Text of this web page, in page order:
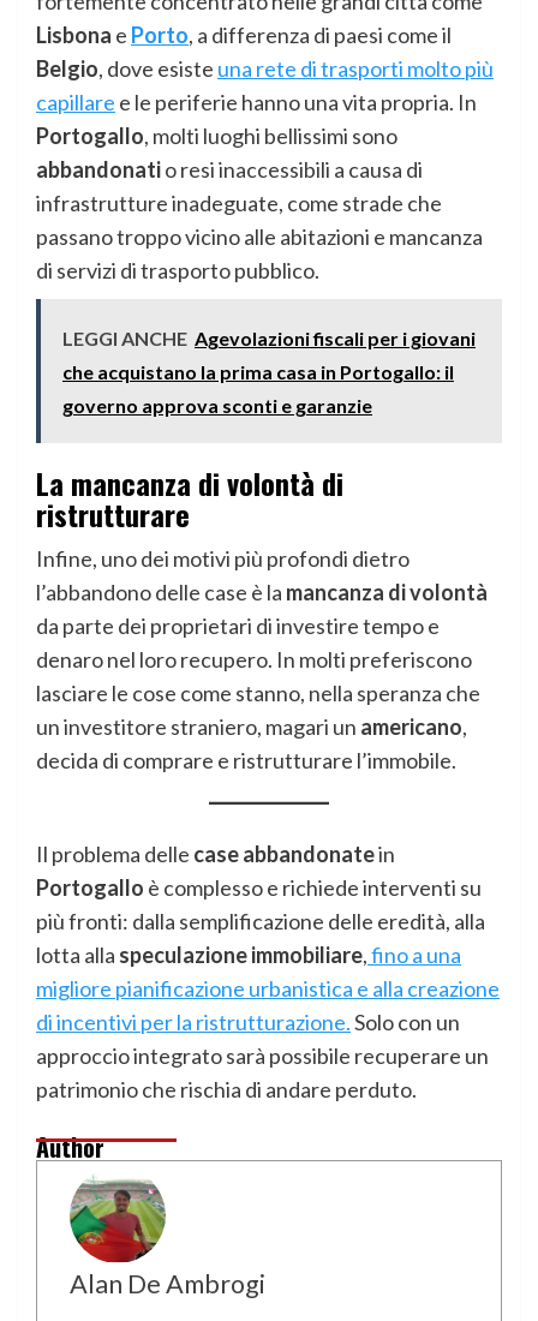
Lisbona e Porto, a differenza di paesi come il
Belgio, dove esiste una rete di trasporti molto più
capillare e le periferie hanno una vita propria. In
Portogallo, molti luoghi bellissimi sono
abbandonatio resi inaccessibili a causa di
infrastrutture inadeguate, come strade che
passano troppo vicino alle abitazioni e mancanza
di servizi di trasporto pubblico.
LEGGI ANCHE Agevolazioni fiscali per i giovani
che acquistano la prima casa in Portogallo: il
governo approva sconti e garanzie
La mancanza di volontà di
ristrutturare
Infine, uno dei motivi più profondi dietro
l’abbandono delle case è la mancanza di volontà
da parte dei proprietari di investire tempo e
denaro nel loro recupero. In molti preferiscono
lasciare le cose come stanno, nella speranza che
un investitore straniero, magari un americano,
decida di comprare e ristrutturare l’immobile.
Il problema delle case abbandonatein
Portogallo è complesso e richiede interventi su
più fronti: dalla semplificazione delle eredità, alla
lotta alla speculazione immobiliare,fino a una
migliore pianificazione urbanistica e alla creazione
di incentivi per la ristrutturazione.Solo con un
approccio integrato sarà possibile recuperare un
patrimonio che rischia di andare perduto.
Author
Alan De Ambrogi